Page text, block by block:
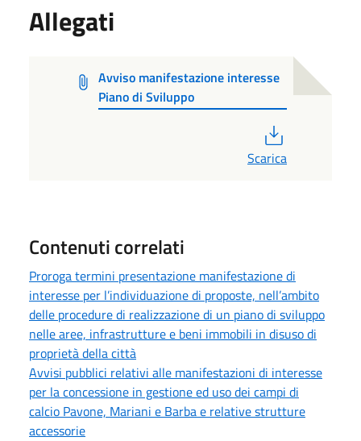
Allegati
Avviso manifestazione interesse
Piano di Sviluppo
Scarica
Contenuti correlati
Proroga termini presentazione manifestazione di
interesse per l’individuazione di proposte, nell’ambito
delle procedure di realizzazione di un piano di sviluppo
nelle aree, infrastrutture e beni immobili in disuso di
proprietà della città
Avvisi pubblici relativi alle manifestazioni di interesse
per la concessione in gestione ed uso dei campi di
calcio Pavone, Mariani e Barba e relative strutture
accessorie